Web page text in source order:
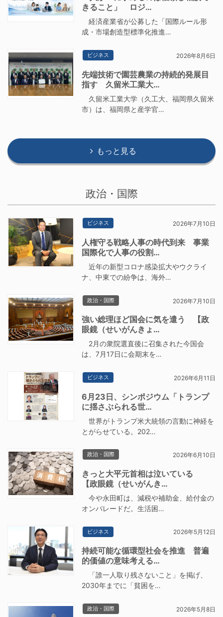
きること」 ロジ…
経済産業省が公募した「国際ルール形
成・市場創造型標準化推進…
ビジネス 2026年8月6日
先端技術で園芸農業の持続的発展目
指す 久留米工業大…
久留米工業大学（久工大、福岡県久留米
市）は、福岡県と産学官…
もっと見る
政治・国際
ビジネス 2026年7月10日
人権守る戦略人事の時代到来 事業
国際化で人事の役割…
近年の新型コロナ感染拡大やウクライ
ナ、中東での紛争は、海外…
政治・国際 2026年7月10日
強い総理ほど国会に気を遣う 【政
眼鏡（せいがんきょ…
2月の衆院選直後に召集された今国会
は、7月17日に会期末を…
ビジネス 2026年6月11日
6月23日、シンポジウム「トランプ
に揺さぶられる世…
世界がトランプ米大統領の言動に神経を
とがらせている。202…
政治・国際 2026年6月10日
きっと大平元首相は泣いている
【政眼鏡（せいがんき…
今や永田町は、減税や補助金、給付金の
オンパレードだ。生活困…
ビジネス 2026年5月12日
持続可能な循環型社会を推進 普遍
的価値の意味考える…
「誰一人取り残さないこと」を掲げ、
2030年までに「貧困を…
政治・国際 2026年5月8日